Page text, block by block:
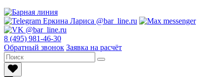
8 (495) 981-46-30
Обратный звонок Заявка на расчёт